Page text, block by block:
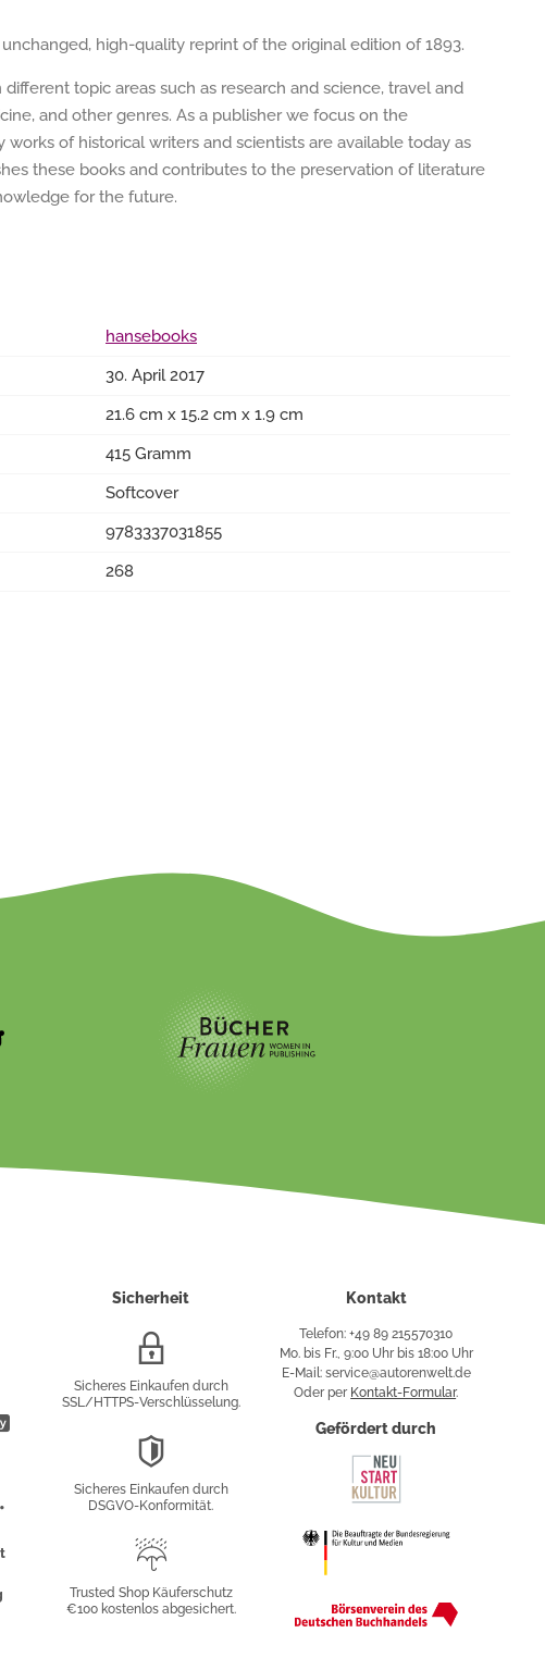
high-quality reprint of the original edition of 1893.
topic areas such as research and science, travel and
and other genres. As a publisher we focus on the
of historical writers and scientists are available today as
these books and contributes to the preservation of literature
for the future.
hansebooks
30. April 2017
21.6 cm x 15.2 cm x 1.9 cm
415 Gramm
Softcover
9783337031855
268
Shopify
Sicherheit
Verschlüsselung
Sicheres Einkaufen durch
SSL/HTTPS-Verschlüsselung.
Sicheres Einkaufen durch
DSGVO-Konformität.
Käuferschutz
Trusted Shop Käuferschutz
€100 kostenlos abgesichert.
Kontakt
Telefon: +49 89 215570310
Mo. bis Fr., 9:00 Uhr bis 18:00 Uhr
E-Mail: service@autorenwelt.de
Oder per Kontakt-Formular.
Gefördert durch